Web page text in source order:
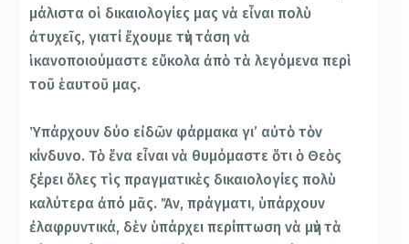
μάλιστα οἱ δικαιολογίες μας νὰ εἶναι πολὺ
ἀτυχεῖς, γιατί ἔχουμε τὴν τάση νὰ
ἱκανοποιούμαστε εὔκολα ἀπὸ τὰ λεγόμενα περὶ
τοῦ ἑαυτοῦ μας.
Ὑπάρχουν δύο εἰδῶν φάρμακα γι’ αὐτὸ τὸν
κίνδυνο. Τὸ ἕνα εἶναι νὰ θυμόμαστε ὅτι ὁ Θεὸς
ξέρει ὅλες τὶς πραγματικὲς δικαιολογίες πολὺ
καλύτερα ἀπό μᾶς. Ἄν, πράγματι, ὑπάρχουν
ἐλαφρυντικά, δὲν ὑπάρχει περίπτωση νὰ μὴν τὰ